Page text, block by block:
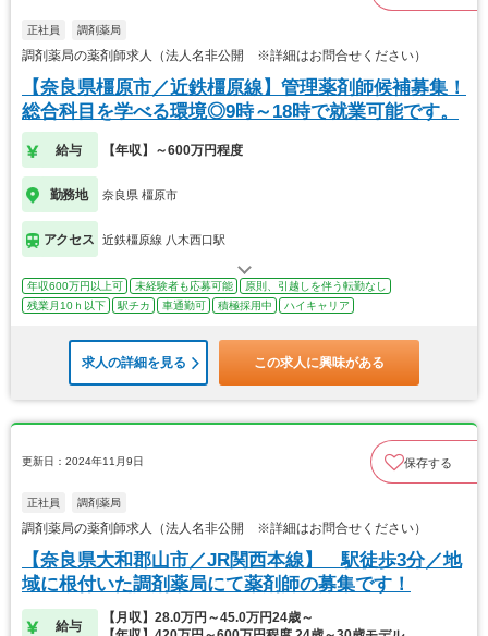
正社員 調剤薬局
調剤薬局の薬剤師求人（法人名非公開 ※詳細はお問合せください）
【奈良県橿原市／近鉄橿原線】管理薬剤師候補募集！
総合科目を学べる環境◎9時～18時で就業可能です。
給与 【年収】～600万円程度
勤務地 奈良県 橿原市
アクセス 近鉄橿原線 八木西口駅
年収600万円以上可 未経験者も応募可能
原則、引越しを伴う転勤なし
残業月10ｈ以下
駅チカ 車通勤可 積極採用中 ハイキャリア
求人の詳細を見る この求人に興味がある
更新日：2024年11月9日 保存する
正社員 調剤薬局
調剤薬局の薬剤師求人（法人名非公開 ※詳細はお問合せください）
【奈良県大和郡山市／JR関西本線】 駅徒歩3分／地
域に根付いた調剤薬局にて薬剤師の募集です！
給与
【月収】28.0万円～45.0万円24歳～